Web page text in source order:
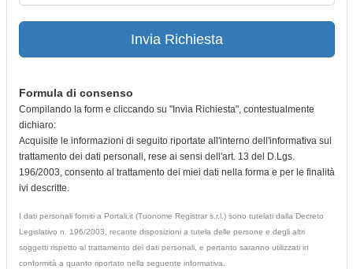
Invia Richiesta
Formula di consenso
Compilando la form e cliccando su "Invia Richiesta", contestualmente
dichiaro:
Acquisite le informazioni di seguito riportate all'interno dell'informativa sul
trattamento dei dati personali, rese ai sensi dell'art. 13 del D.Lgs.
196/2003, consento al trattamento dei miei dati nella forma e per le finalità
ivi descritte.
I dati personali forniti a Portali.it (Tuonome Registrar s.r.l.) sono tutelati dalla Decreto
Legislativo n. 196/2003, recante disposizioni a tutela delle persone e degli altri
soggetti rispetto al trattamento dei dati personali, e pertanto saranno utilizzati in
conformità a quanto riportato nella seguente informativa.